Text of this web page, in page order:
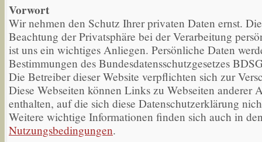
Vorwort
Wir nehmen den Schutz Ihrer privaten Daten ernst.
Beachtung der Privatsphäre bei der Verarbeitung
ist uns ein wichtiges Anliegen. Persönliche Daten
Bestimmungen des Bundesdatensschutzgesetzes
Die Betreiber dieser Website verpflichten sich zur
Diese Webseiten können Links zu Webseiten anderer
enthalten, auf die sich diese Datenschutzerklärung
Weitere wichtige Informationen finden sich auch in
Nutzungsbedingungen.